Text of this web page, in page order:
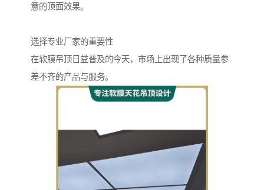
意的顶面效果。
选择专业厂家的重要性
在软膜吊顶日益普及的今天，市场上出现了各种质量参
差不齐的产品与服务。